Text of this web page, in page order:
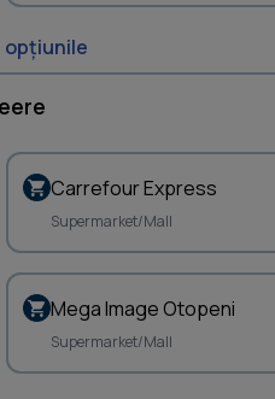
opțiunile
Carrefour Express
Supermarket/Mall
Mega Image Otopeni
Supermarket/Mall